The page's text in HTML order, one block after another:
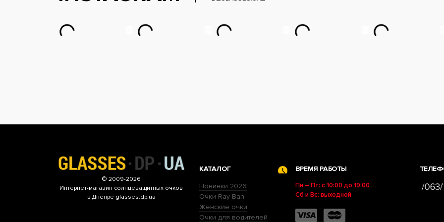
© 2009-2026
Интернет-магазин солнцезащитных очков
в Днепре glasses.dp.ua
КАТАЛОГ
Новинки 2026
Очки Ray Ban
Женские очки
Очки для водителей
ВРЕМЯ РАБОТЫ
Пн – Пт: с 10:00 до 19:00
Сб и Вс: выходной